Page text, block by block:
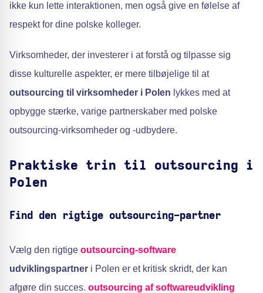
ikke kun lette interaktionen, men også give en følelse af
respekt for dine polske kolleger.
Virksomheder, der investerer i at forstå og tilpasse sig
disse kulturelle aspekter, er mere tilbøjelige til at
outsourcing til virksomheder i Polen lykkes med at
opbygge stærke, varige partnerskaber med polske
outsourcing-virksomheder og -udbydere.
Praktiske trin til outsourcing i
Polen
Find den rigtige outsourcing-partner
Vælg den rigtige outsourcing-software
udviklingspartner i Polen er et kritisk skridt, der kan
afgøre din succes. outsourcing af softwareudvikling